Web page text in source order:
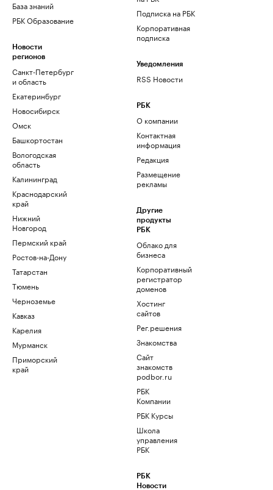
База знаний
РБК Образование
Новости
регионов
Санкт-Петербург
и область
Екатеринбург
Новосибирск
Омск
Башкортостан
Вологодская
область
Калининград
Краснодарский
край
Нижний
Новгород
Пермский край
Ростов-на-Дону
Татарстан
Тюмень
Черноземье
Кавказ
Карелия
Мурманск
Приморский
край
Подписка на РБК
Корпоративная
подписка
Уведомления
RSS Новости
РБК
О компании
Контактная
информация
Редакция
Размещение
рекламы
Другие
продукты
РБК
Облако для
бизнеса
Корпоративный
регистратор
доменов
Хостинг
сайтов
Рег.решения
Знакомства
Сайт
знакомств
podbor.ru
РБК
Компании
РБК Курсы
Школа
управления
РБК
РБК
Новости